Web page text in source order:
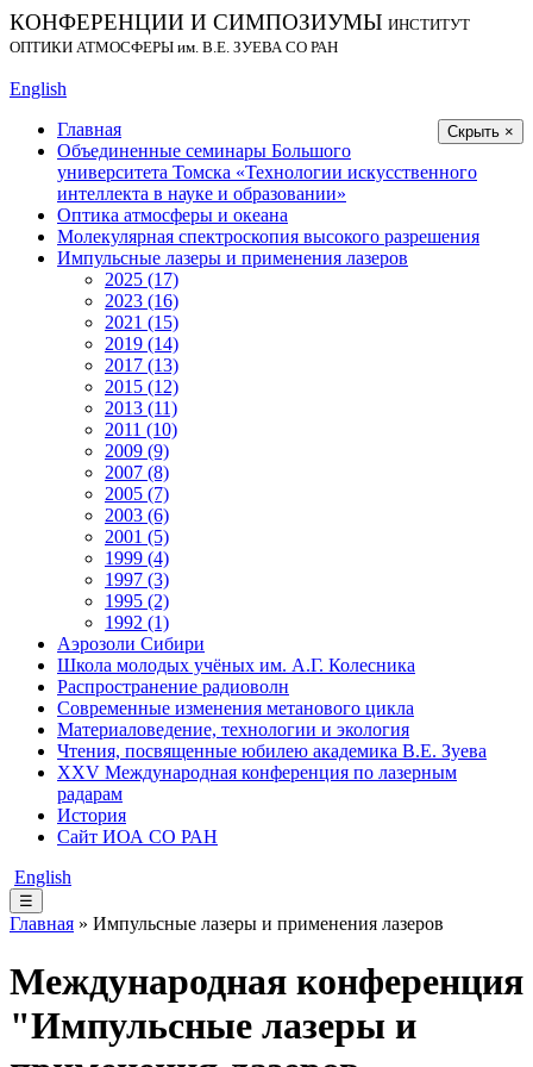
КОНФЕРЕНЦИИ И СИМПОЗИУМЫ ИНСТИТУТ
ОПТИКИ АТМОСФЕРЫ им. В.Е. ЗУЕВА СО РАН
English
Скрыть ×
Главная
Объединенные семинары Большого
университета Томска «Технологии искусственного
интеллекта в науке и образовании»
Оптика атмосферы и океана
Молекулярная спектроскопия высокого разрешения
Импульсные лазеры и применения лазеров
2025 (17)
2023 (16)
2021 (15)
2019 (14)
2017 (13)
2015 (12)
2013 (11)
2011 (10)
2009 (9)
2007 (8)
2005 (7)
2003 (6)
2001 (5)
1999 (4)
1997 (3)
1995 (2)
1992 (1)
Аэрозоли Сибири
Школа молодых учёных им. А.Г. Колесника
Распространение радиоволн
Современные изменения метанового цикла
Материаловедение, технологии и экология
Чтения, посвященные юбилею академика В.Е. Зуева
XXV Международная конференция по лазерным
радарам
История
Сайт ИОА СО РАН
English
☰
Главная » Импульсные лазеры и применения лазеров
Международная конференция
"Импульсные лазеры и